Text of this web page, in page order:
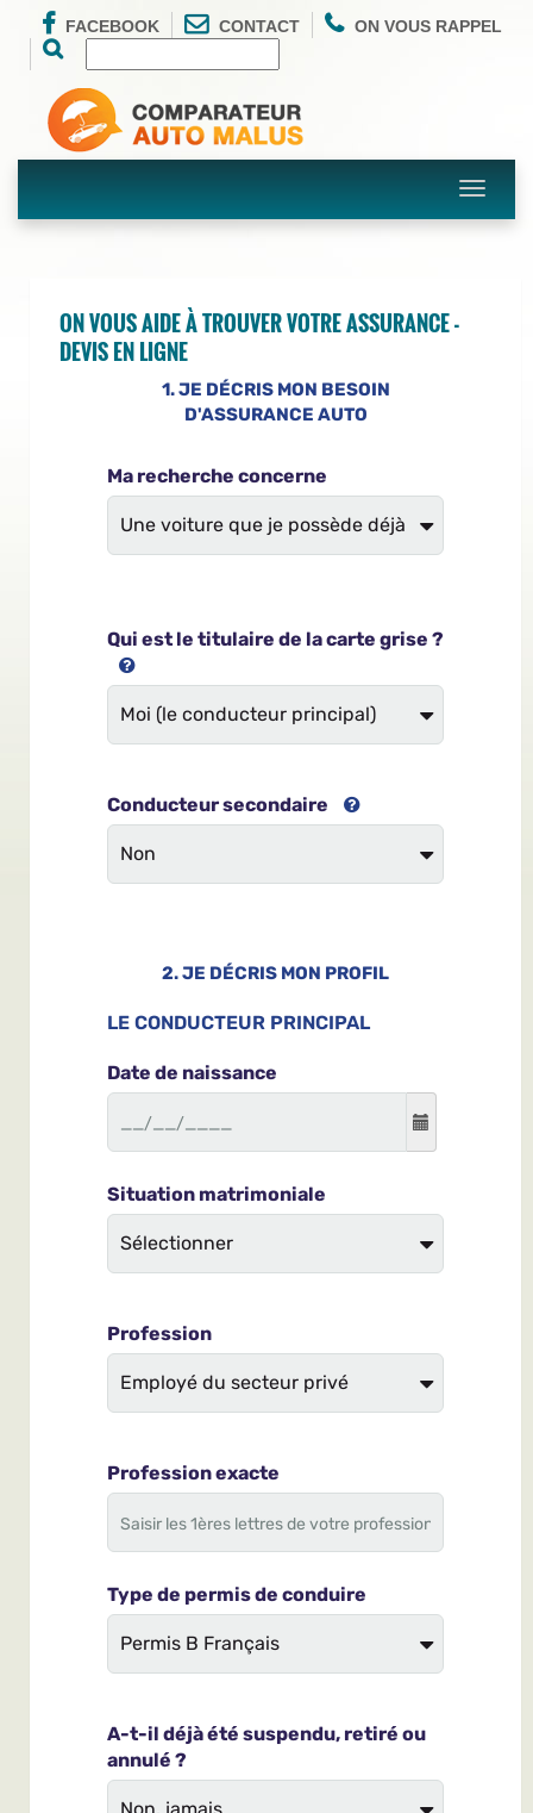
FACEBOOK CONTACT ON VOUS RAPPEL
Toggle
ON VOUS AIDE À TROUVER VOTRE ASSURANCE -
DEVIS EN LIGNE